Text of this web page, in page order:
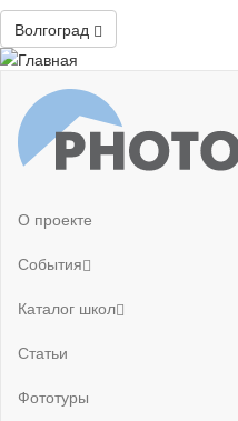
Волгоград
О проекте
События
Каталог школ
Статьи
Фототуры